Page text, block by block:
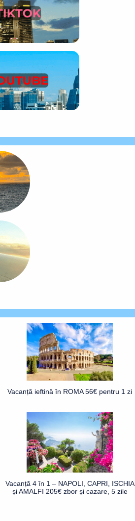
Vacanță ieftină în ROMA 56€ pentru 1 zi
Vacanță 4 în 1 – NAPOLI, CAPRI, ISCHIA
și AMALFI 205€ zbor și cazare, 5 zile